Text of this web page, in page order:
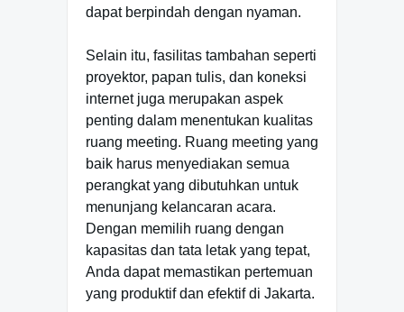
dapat berpindah dengan nyaman.
Selain itu, fasilitas tambahan seperti
proyektor, papan tulis, dan koneksi
internet juga merupakan aspek
penting dalam menentukan kualitas
ruang meeting. Ruang meeting yang
baik harus menyediakan semua
perangkat yang dibutuhkan untuk
menunjang kelancaran acara.
Dengan memilih ruang dengan
kapasitas dan tata letak yang tepat,
Anda dapat memastikan pertemuan
yang produktif dan efektif di Jakarta.